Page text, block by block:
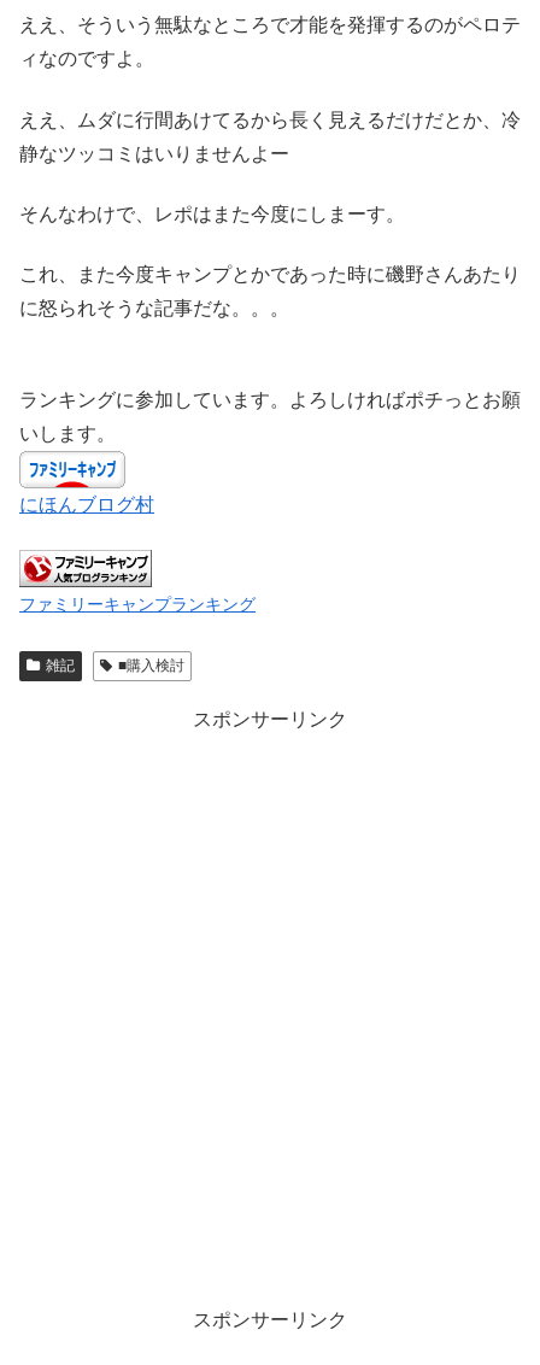
ええ、そういう無駄なところで才能を発揮するのがペロテ
ィなのですよ。
ええ、ムダに行間あけてるから長く見えるだけだとか、冷
静なツッコミはいりませんよー
そんなわけで、レポはまた今度にしまーす。
これ、また今度キャンプとかであった時に磯野さんあたり
に怒られそうな記事だな。。。
ランキングに参加しています。よろしければポチっとお願
いします。
にほんブログ村
ファミリーキャンプランキング
雑記 ■購入検討
スポンサーリンク
スポンサーリンク